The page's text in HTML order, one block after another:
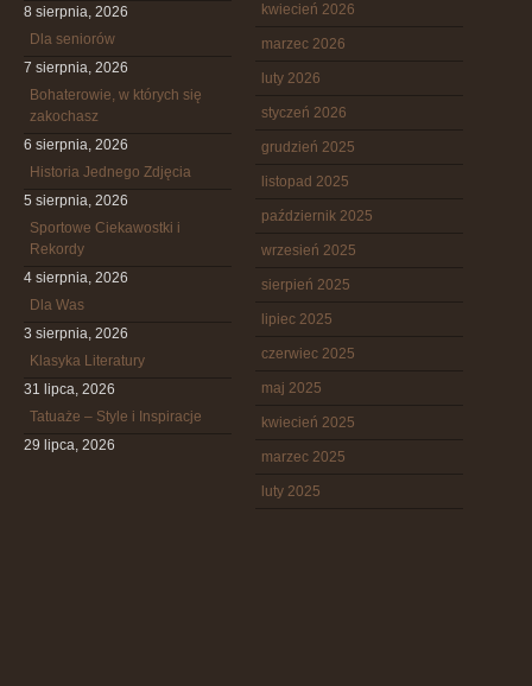
8 sierpnia, 2026
Dla seniorów
7 sierpnia, 2026
Bohaterowie, w których się
zakochasz
6 sierpnia, 2026
Historia Jednego Zdjęcia
5 sierpnia, 2026
Sportowe Ciekawostki i
Rekordy
4 sierpnia, 2026
Dla Was
3 sierpnia, 2026
Klasyka Literatury
31 lipca, 2026
Tatuaże – Style i Inspiracje
29 lipca, 2026
kwiecień 2026
marzec 2026
luty 2026
styczeń 2026
grudzień 2025
listopad 2025
październik 2025
wrzesień 2025
sierpień 2025
lipiec 2025
czerwiec 2025
maj 2025
kwiecień 2025
marzec 2025
luty 2025